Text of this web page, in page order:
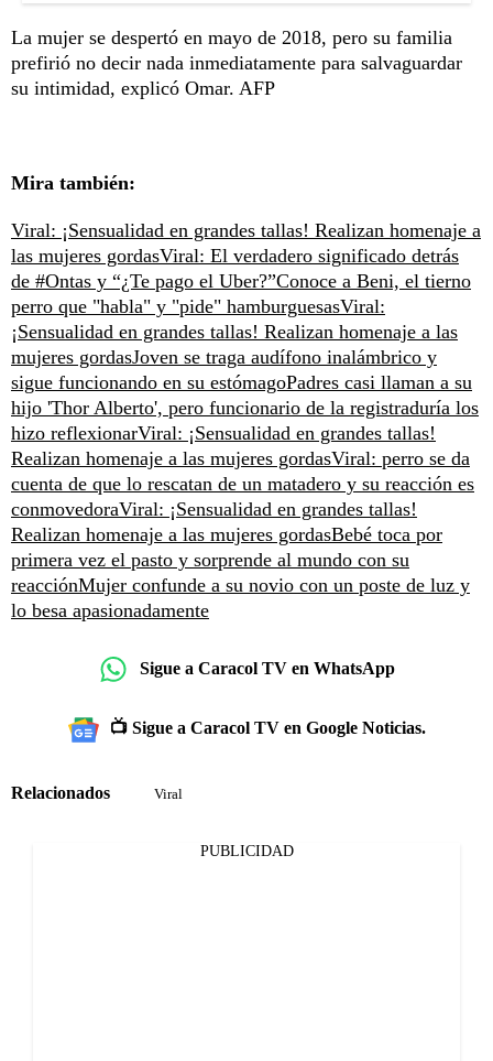
La mujer se despertó en mayo de 2018, pero su familia
prefirió no decir nada inmediatamente para salvaguardar
su intimidad, explicó Omar. AFP
Mira también:
Viral: ¡Sensualidad en grandes tallas! Realizan homenaje a
las mujeres gordasViral: El verdadero significado detrás
de #Ontas y “¿Te pago el Uber?”Conoce a Beni, el tierno
perro que "habla" y "pide" hamburguesasViral:
¡Sensualidad en grandes tallas! Realizan homenaje a las
mujeres gordasJoven se traga audífono inalámbrico y
sigue funcionando en su estómagoPadres casi llaman a su
hijo 'Thor Alberto', pero funcionario de la registraduría los
hizo reflexionarViral: ¡Sensualidad en grandes tallas!
Realizan homenaje a las mujeres gordasViral: perro se da
cuenta de que lo rescatan de un matadero y su reacción es
conmovedoraViral: ¡Sensualidad en grandes tallas!
Realizan homenaje a las mujeres gordasBebé toca por
primera vez el pasto y sorprende al mundo con su
reacciónMujer confunde a su novio con un poste de luz y
lo besa apasionadamente
Sigue a Caracol TV en WhatsApp
📺 Sigue a Caracol TV en Google Noticias.
Relacionados Viral
PUBLICIDAD